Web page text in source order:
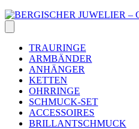
TRAURINGE
ARMBÄNDER
ANHÄNGER
KETTEN
OHRRINGE
SCHMUCK-SET
ACCESSOIRES
BRILLANTSCHMUCK